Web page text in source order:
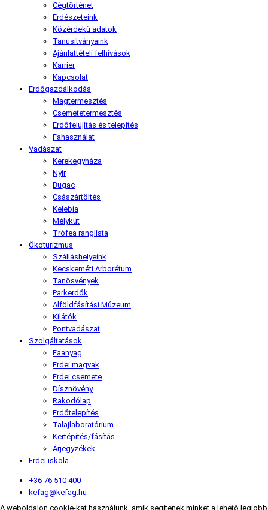
Cégtörténet
Erdészeteink
Közérdekű adatok
Tanúsítványaink
Ajánlattételi felhívások
Karrier
Kapcsolat
Erdőgazdálkodás
Magtermesztés
Csemetetermesztés
Erdőfelújítás és telepítés
Fahasználat
Vadászat
Kerekegyháza
Nyír
Bugac
Császártöltés
Kelebia
Mélykút
Trófea ranglista
Ökoturizmus
Szálláshelyeink
Kecskeméti Arborétum
Tanösvények
Parkerdők
Alföldfásítási Múzeum
Kilátók
Pontvadászat
Szolgáltatások
Faanyag
Erdei magvak
Erdei csemete
Dísznövény
Rakodólap
Erdőtelepítés
Talajlaboratórium
Kertépítés/fásítás
Árjegyzékek
Erdei iskola
+36 76 510 400
kefag@kefag.hu
A weboldalon cookie-kat használunk, amik segítenek minket a lehető legjobb